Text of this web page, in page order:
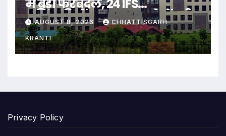
में बड़ा फेरबदल, 24 IFS
अधिकारियों का तबादला, देखें पूरी
लिस्ट
AUGUST 8, 2026 CHHATTISGARH
KRANTI
Privacy Policy